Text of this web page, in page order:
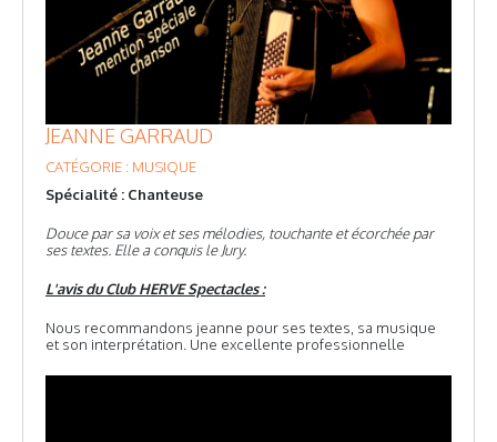
JEANNE GARRAUD
CATÉGORIE : MUSIQUE
Spécialité : Chanteuse
Douce par sa voix et ses mélodies, touchante et écorchée par
ses textes. Elle a conquis le Jury.
L'avis du Club HERVE Spectacles :
Nous recommandons jeanne pour ses textes, sa musique
et son interprétation. Une excellente professionnelle